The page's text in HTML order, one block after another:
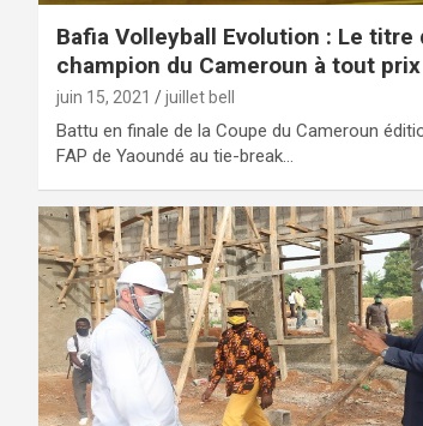
Bafia Volleyball Evolution : Le titre
champion du Cameroun à tout prix
juin 15, 2021 juillet bell
Battu en finale de la Coupe du Cameroun
FAP de Yaoundé au tie-break…